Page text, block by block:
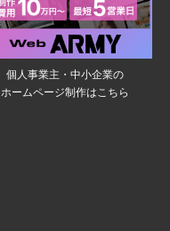
個人事業主・中小企業の
ホームページ制作はこちら